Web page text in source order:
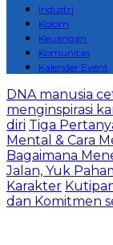
Industri
Kolom
Keuangan
Komunitas
Kalender Event
DNA manusia
menginspirasi
diri Tiga
Mental & Cara
Bagaimana
Jalan, Yuk
Karakter
dan Komitmen